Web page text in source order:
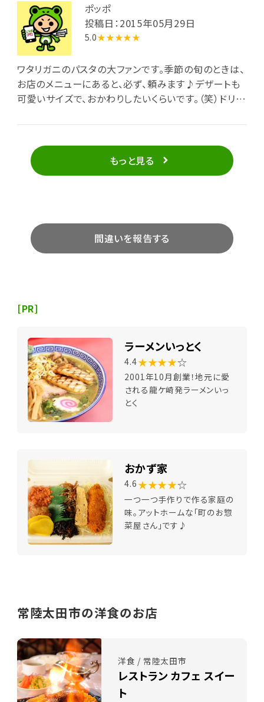
ポッポ
投稿日：2015年05月29日
5.0★★★★★
ワタリガニのパスタの大ファンです。季節の旬のときは、
お店のメニューにあると、必ず、頼みます♪デザートも
可愛いサイズで、おかわりしたいくらいです。（笑）ドリン
もっと見る
間違いを報告する
[PR]
ラーメンいっとく
4.4★★★★☆
2001年10月創業！地元に愛
される龍ケ崎発ラーメンいっ
とく
おかず家
4.6 ★★★★☆
一つ一つ手作りで作る家庭の
味。アットホームな「町のお惣
菜屋さん」です♪
常陸太田市の洋食のお店
洋食 / 常陸太田市
レストラン カフェ スイー
ト